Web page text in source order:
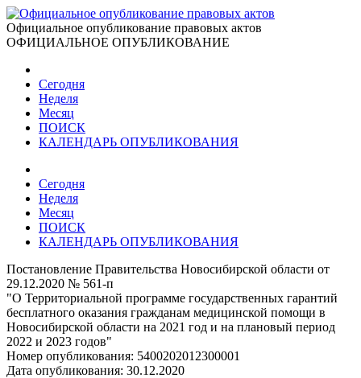
Официальное опубликование правовых актов
ОФИЦИАЛЬНОЕ ОПУБЛИКОВАНИЕ
Сегодня
Неделя
Месяц
ПОИСК
КАЛЕНДАРЬ ОПУБЛИКОВАНИЯ
Сегодня
Неделя
Месяц
ПОИСК
КАЛЕНДАРЬ ОПУБЛИКОВАНИЯ
Постановление Правительства Новосибирской области от
29.12.2020 № 561-п
"О Территориальной программе государственных гарантий
бесплатного оказания гражданам медицинской помощи в
Новосибирской области на 2021 год и на плановый период
2022 и 2023 годов"
Номер опубликования: 5400202012300001
Дата опубликования: 30.12.2020